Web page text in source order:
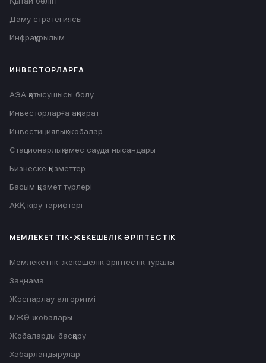
Даму стратегиясы
Инфрақұрылым
ИНВЕСТОРЛАРҒА
АЭА қатысушысы болу
Инвесторларға ақпарат
Инвестициялық жобалар
Стационарлық емес сауда нысандары
Бизнеске қызметтер
Басым қызмет түрлері
АКҚ кіру тарифтері
МЕМЛЕКЕТТІК-ЖЕКЕШЕЛІК ӘРІПТЕСТІК
Мемлекеттік-жекешелік әріптестік туралы
Заңнама
Жоспарлау алгоритмі
МЖӘ жобалары
Жобаларды басқару
Хабарландырулар